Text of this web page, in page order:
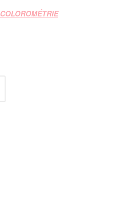
COLOROMÉTRIE